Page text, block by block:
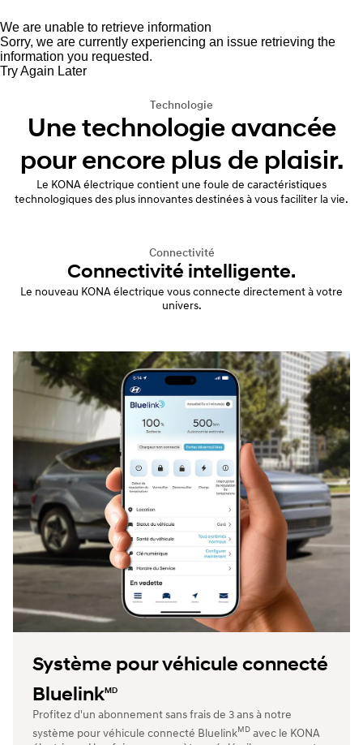
We are unable to retrieve information
Sorry, we are currently experiencing an issue retrieving the
information you requested.
Try Again Later
Technologie
Une technologie avancée
pour encore plus de plaisir.
Le KONA électrique contient une foule de caractéristiques
technologiques des plus innovantes destinées à vous faciliter la vie.
Connectivité
Connectivité intelligente.
Le nouveau KONA électrique vous connecte directement à votre
univers.
Système pour véhicule connecté
BluelinkMD
Profitez d'un abonnement sans frais de 3 ans à notre
système pour véhicule connecté BluelinkMD avec le KONA